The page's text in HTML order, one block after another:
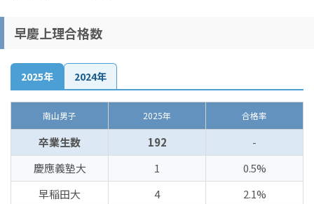
早慶上理合格数
2025年 2024年
南山男子 2025年 合格率
卒業生数 192
-
慶應義塾大
1
0.5%
早稲田大
4
2.1%